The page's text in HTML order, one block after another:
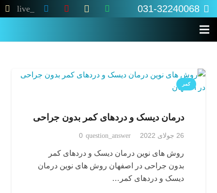
031-32240068
live_tv
کمر
درمان دیسک و دردهای کمر بدون جراحی
26 جولای 2022 question_answer
0
روش های نوین درمان دیسک و دردهای کمر
بدون جراحی در اصفهان روش های نوین درمان
دیسک و دردهای کمر…